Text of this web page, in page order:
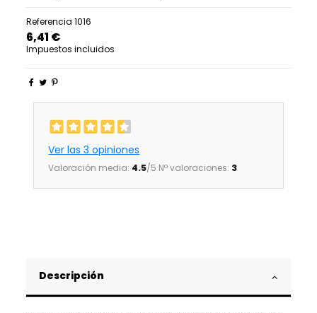
Referencia 1016
6,41 €
Impuestos incluidos
Ver las 3 opiniones
Valoración media: 4.5/5 Nº valoraciones: 3
Descripción